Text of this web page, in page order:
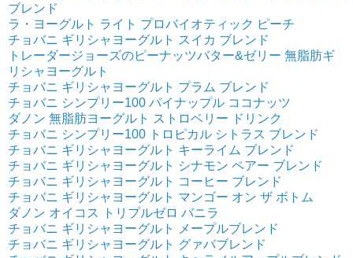
ブレンド
ラ・ヨーグルト ライト プロバイオティック ピーチ
チョバニ ギリシャヨーグルト スイカ ブレンド
トレーダージョーズのピーナッツバター&ゼリー 無脂肪ギ
リシャヨーグルト
チョバニ ギリシャヨーグルト プラム ブレンド
チョバニ シンプリー100 パイナップル ココナッツ
ダノン 無脂肪ヨーグルト ストロベリー ドリンク
チョバニ シンプリー100 トロピカル シトラス ブレンド
チョバニ ギリシャヨーグルト キーライム ブレンド
チョバニ ギリシャヨーグルト シナモン ペアー ブレンド
チョバニ ギリシャヨーグルト コーヒー ブレンド
チョバニ ギリシャヨーグルト マンゴー オン ザ ボトム
ダノン オイコス トリプルゼロ バニラ
チョバニ ギリシャヨーグルト メープルブレンド
チョバニ ギリシャヨーグルト グァバブレンド